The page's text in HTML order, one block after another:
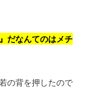
だなんてのはメチ
の背を押したので